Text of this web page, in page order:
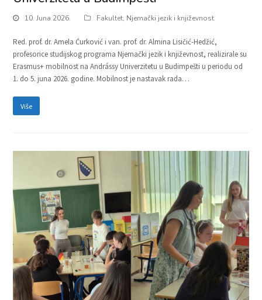
10. Juna 2026. Fakultet, Njemački jezik i književnost
Red. prof. dr. Amela Ćurković i van. prof. dr. Almina Lisičić-Hedžić,
profesorice studijskog programa Njemački jezik i književnost, realizirale su
Erasmus+ mobilnost na Andrássy Univerzitetu u Budimpešti u periodu od
1. do 5. juna 2026. godine. Mobilnost je nastavak rada…
Više